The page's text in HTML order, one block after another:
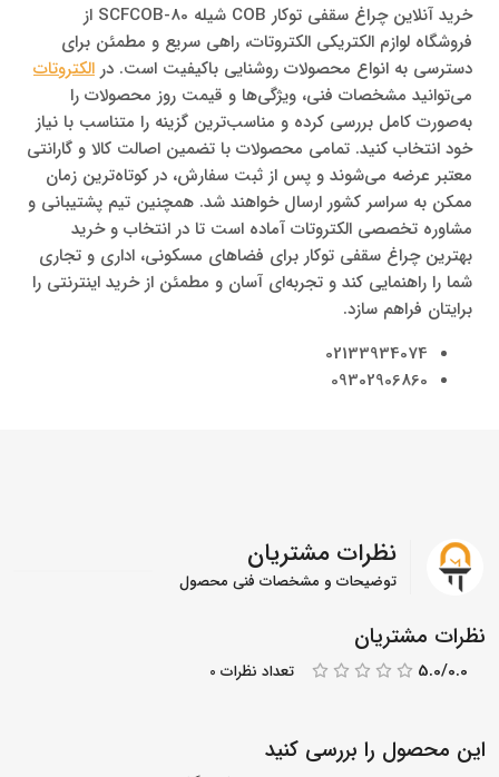
خرید آنلاین چراغ سقفی توکار COB شیله SCFCOB-80 از
فروشگاه لوازم الکتریکی الکتروتات، راهی سریع و مطمئن برای
دسترسی به انواع محصولات روشنایی باکیفیت است. در الکتروتات
می‌توانید مشخصات فنی، ویژگی‌ها و قیمت روز محصولات را
به‌صورت کامل بررسی کرده و مناسب‌ترین گزینه را متناسب با نیاز
خود انتخاب کنید. تمامی محصولات با تضمین اصالت کالا و گارانتی
معتبر عرضه می‌شوند و پس از ثبت سفارش، در کوتاه‌ترین زمان
ممکن به سراسر کشور ارسال خواهند شد. همچنین تیم پشتیبانی و
مشاوره تخصصی الکتروتات آماده است تا در انتخاب و خرید
بهترین چراغ سقفی توکار برای فضاهای مسکونی، اداری و تجاری
شما را راهنمایی کند و تجربه‌ای آسان و مطمئن از خرید اینترنتی را
برایتان فراهم سازد.
02133934074
09302906860
نظرات مشتریان
توضیحات و مشخصات فنی محصول
نظرات مشتریان
5.0/0.0 تعداد نظرات 0
این محصول را بررسی کنید